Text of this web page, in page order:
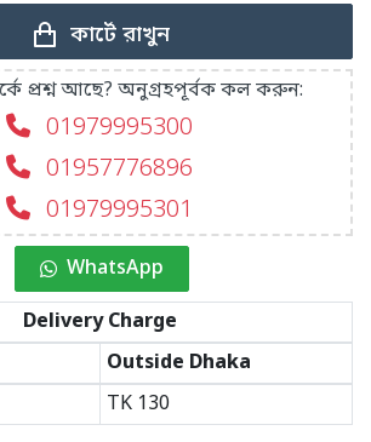
কার্টে রাখুন
প্রশ্ন আছে? অনুগ্রহপূর্বক কল করুন:
01979995300
01957776896
01979995301
WhatsApp
Delivery Charge
Outside Dhaka
TK 130